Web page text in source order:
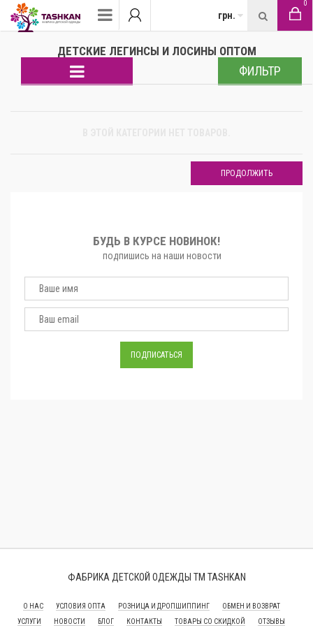
грн.
0
ДЕТСКИЕ ЛЕГИНСЫ И ЛОСИНЫ ОПТОМ
ФИЛЬТР
ПРОДОЛЖИТЬ
БУДЬ В КУРСЕ НОВИНОК!
подпишись на наши новости
ФАБРИКА ДЕТСКОЙ ОДЕЖДЫ ТМ TASHKAN
О НАС УСЛОВИЯ ОПТА РОЗНИЦА И ДРОПШИППИНГ
ОБМЕН И ВОЗВРАТ
УСЛУГИ
НОВОСТИ БЛОГ КОНТАКТЫ ТОВАРЫ СО СКИДКОЙ ОТЗЫВЫ